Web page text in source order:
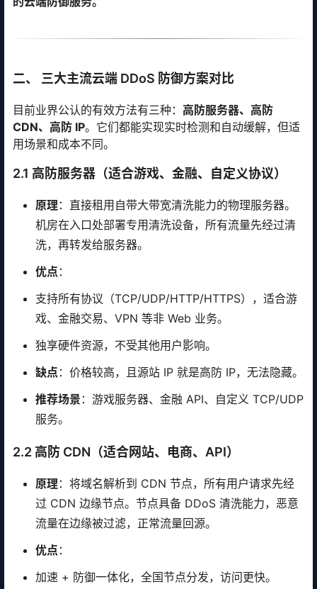
二、 三大主流云端 DDoS 防御方案对比
目前业界公认的有效方法有三种： 高防服务器、高防
CDN、高防 IP。它们都能实现实时检测和自动缓解，但适
用场景和成本不同。
2.1 高防服务器（适合游戏、金融、自定义协议）
原理 ：直接租用自带大带宽清洗能力的物理服务器。
机房在入口处部署专用清洗设备，所有流量先经过清
洗，再转发给服务器。
优点 ：
支持所有协议（TCP/UDP/HTTP/HTTPS），适合游
戏、金融交易、VPN 等非 Web 业务。
独享硬件资源，不受其他用户影响。
缺点 ：价格较高，且源站 IP 就是高防 IP，无法隐藏。
推荐场景 ：游戏服务器、金融 API、自定义 TCP/UDP
服务。
2.2 高防 CDN（适合网站、电商、API）
原理 ：将域名解析到 CDN 节点，所有用户请求先经
过 CDN 边缘节点。节点具备 DDoS 清洗能力，恶意
流量在边缘被过滤，正常流量回源。
优点 ：
加速 + 防御一体化，全国节点分发，访问更快。